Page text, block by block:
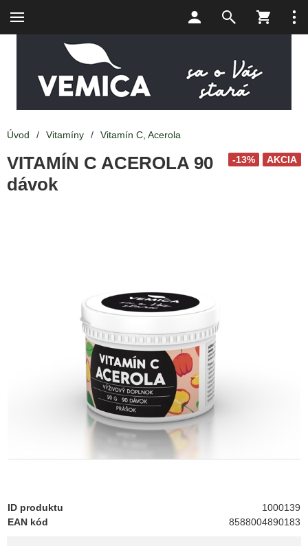
Úvod / Vitamíny / Vitamín C, Acerola
AKCIA
-13%
VITAMÍN C ACEROLA 90
dávok
ID produktu
1000139
EAN kód
8588004890183